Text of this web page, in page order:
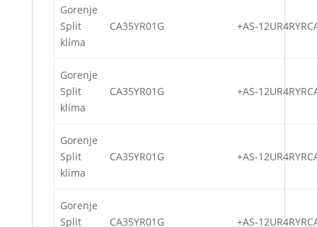
Gorenje
Split
klíma
CA35YR01G +AS-
Gorenje
Split
klíma
CA35YR01G +AS-
Gorenje
Split
klíma
CA35YR01G +AS-
Gorenje
Split
CA35YR01G +AS-